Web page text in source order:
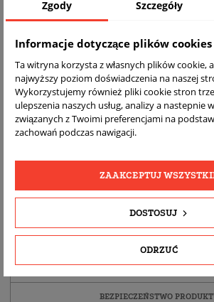
DARMOWA
BEZPŁATNY
SZCZEGÓŁY PRODUKTU
BEZPIECZEŃSTWO
Zgody Szczegóły
Informacje dotyczące plików cookies
Ta witryna korzysta z własnych plików cookie,
najwyższy poziom doświadczenia na naszej
Wykorzystujemy również pliki cookie stron
ulepszenia naszych usług, analizy a nastepnie
związanych z Twoimi preferencjami na
zachowań podczas nawigacji.
ODRZUĆ
DOSTOSUJ
ZAAKCEPTUJ